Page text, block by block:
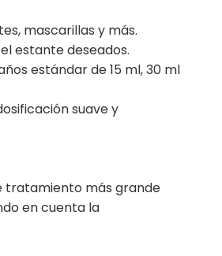
mascarillas y más.
estante deseados.
estándar de 15 ml, 30 ml
suave y
tratamiento más grande
en cuenta la